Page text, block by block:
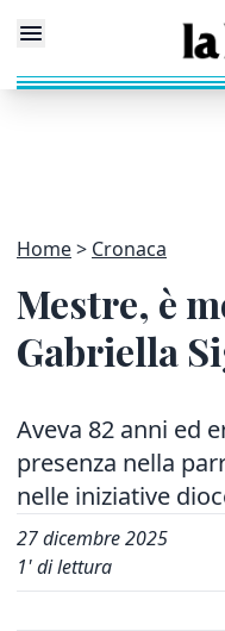
Home Cronaca
Mestre, è
Gabriella
Aveva 82 anni ed
presenza nella
nelle iniziative
27 dicembre 2025
1' di lettura